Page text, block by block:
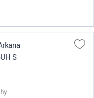
S